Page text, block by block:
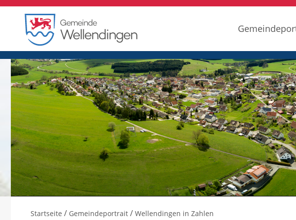
Startseite / Gemeindeportrait / Wellendingen in Zahlen